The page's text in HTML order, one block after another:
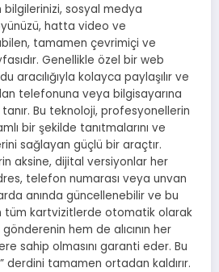
sosyal medya
hatta video ve
tamamen çevrimiçi ve
Genellikle özel bir web
aracılığıyla kolayca paylaşılır ve
telefonuna veya bilgisayarına
Bu teknoloji, profesyonellerin
bir şekilde tanıtmalarını ve
sağlayan güçlü bir araçtır.
aksine, dijital versiyonlar her
telefon numarası veya unvan
anında güncellenebilir ve bu
tüm kartvizitlerde otomatik olarak
hem de alıcının her
sahip olmasını garanti eder. Bu
derdini tamamen ortadan kaldırır.